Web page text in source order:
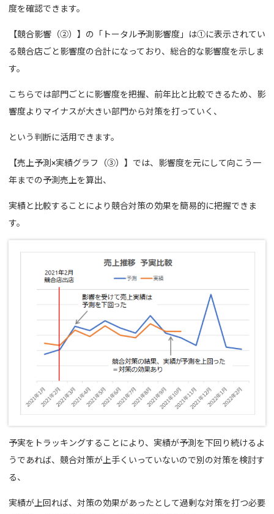
度を確認できます。
【競合影響（②）】の「トータル予測影響度」は①に表示されてい
る競合店ごと影響度の合計になっており、総合的な影響度を示しま
す。
こちらでは部門ごとに影響度を把握、前年比と比較できるため、影
響度よりマイナスが大きい部門から対策を打っていく、
という判断に活用できます。
【売上予測×実績グラフ（③）】では、影響度を元にして向こう一
年までの予測売上を算出、
実績と比較することにより競合対策の効果を簡易的に把握できま
す。
予実をトラッキングすることにより、実績が予測を下回り続けるよ
うであれば、競合対策が上手くいっていないので別の対策を検討す
る、
実績が上回れば、対策の効果があったとして過剰な対策を打つ必要